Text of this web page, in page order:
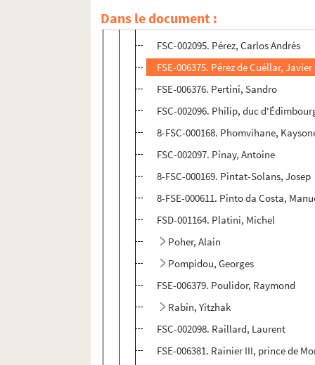
Dans le document :
Peres, Shimon
FSC-002095. Pérez, Carlos Andrés
FSE-006375. Pérez de Cuéllar, Javier
FSE-006376. Pertini, Sandro
FSC-002096. Philip, duc
8-FSC-000168. Phomvihane,
FSC-002097. Pinay, Antoine
8-FSC-000169. Pintat-Solans, Josep
8-FSE-000611. Pinto da Costa,
FSD-001164. Platini, Michel
Poher, Alain
Pompidou, Georges
FSE-006379. Poulidor, Raymond
Rabin, Yitzhak
FSC-002098. Raillard, Laurent
FSE-006381. Rainier III, prince de